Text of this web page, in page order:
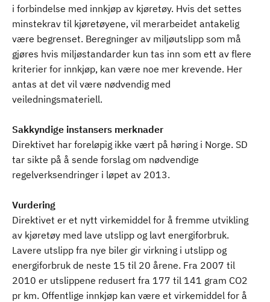
i forbindelse med innkjøp av kjøretøy. Hvis det settes
minstekrav til kjøretøyene, vil merarbeidet antakelig
være begrenset. Beregninger av miljøutslipp som må
gjøres hvis miljøstandarder kun tas inn som ett av flere
kriterier for innkjøp, kan være noe mer krevende. Her
antas at det vil være nødvendig med
veiledningsmateriell.
Sakkyndige instansers merknader
Direktivet har foreløpig ikke vært på høring i Norge. SD
tar sikte på å sende forslag om nødvendige
regelverksendringer i løpet av 2013.
Vurdering
Direktivet er et nytt virkemiddel for å fremme utvikling
av kjøretøy med lave utslipp og lavt energiforbruk.
Lavere utslipp fra nye biler gir virkning i utslipp og
energiforbruk de neste 15 til 20 årene. Fra 2007 til
2010 er utslippene redusert fra 177 til 141 gram CO2
pr km. Offentlige innkjøp kan være et virkemiddel for å